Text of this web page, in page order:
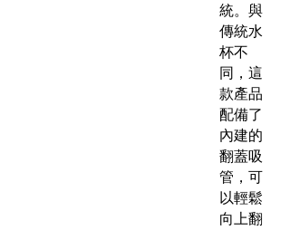
統。與
傳統水
杯不
同，這
款產品
配備了
內建的
翻蓋吸
管，可
以輕鬆
向上翻